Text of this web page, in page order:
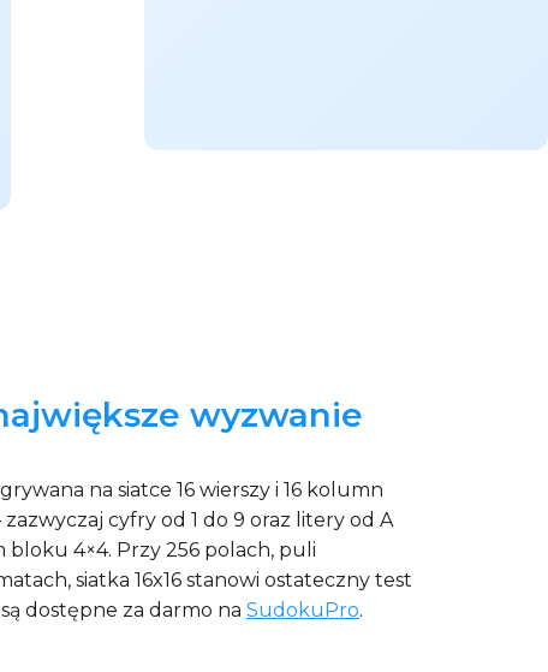
wyzwanie
na siatce 16 wierszy i 16 kolumn
cyfry od 1 do 9 oraz litery od A
bloku 4×4. Przy 256 polach, puli
siatka 16x16 stanowi ostateczny test
dostępne za darmo na SudokuPro.